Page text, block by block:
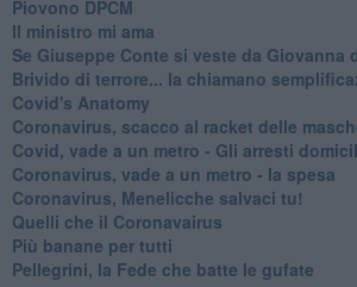
Piovono DPCM
Il ministro mi ama
Se Giuseppe Conte si veste da Giovanna
Brivido di terrore... la chiamano
Covid's Anatomy
Coronavirus, scacco al racket delle
Covid, vade a un metro - Gli arresti
Coronavirus, vade a un metro - la spesa
Coronavirus, Menelicche salvaci tu!
Quelli che il Coronavairus
Più banane per tutti
Pellegrini, la Fede che batte le gufate